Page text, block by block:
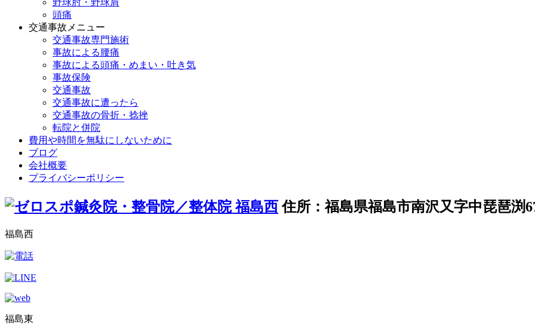
野球肘・野球肩
頭痛
交通事故メニュー
交通事故専門施術
事故による腰痛
事故による頭痛・めまい・吐き気
事故保険
交通事故
交通事故に遭ったら
交通事故の骨折・捻挫
転院と併院
費用や時間を無駄にしないために
ブログ
会社概要
プライバシーポリシー
住所：福島県福島市南沢又字中琵琶渕
福島西
福島東